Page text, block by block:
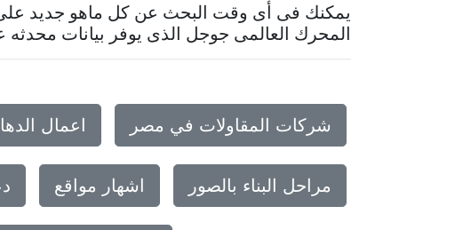
يمكنك فى أى وقت البحث عن كل ماهو جديد على
المحرك العالمى جوجل الذى يوفر بيانات محدثه
شركات المقاولات في مصر اعمال
مراحل البناء بالصور اشهار مواقع